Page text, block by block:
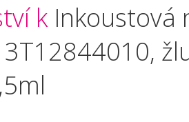
k Inkoustová